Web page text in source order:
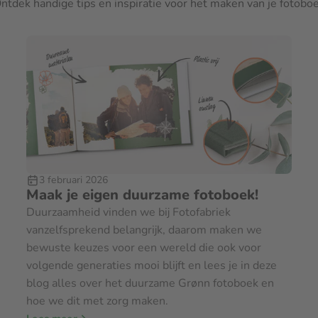
te maken. Dan zorgen wij ervoor
voor covers, papier en
Standaard bevat het
te kiezen voor zwarte
breiden tot maar liefst 400
per pagina
per pagina
€ 4,45. Bestel je meer dan 1
en verpakkingskosten te
handige tips en inspiratie voor het maken van je
3 februari 2026
Maak je eigen duurzame fotoboek!
Duurzaamheid vinden we bij Fotofabriek
vanzelfsprekend belangrijk, daarom maken we
bewuste keuzes voor een wereld die ook voor
volgende generaties mooi blijft en lees je in deze
blog alles over het duurzame Grønn fotoboek en
hoe we dit met zorg maken.